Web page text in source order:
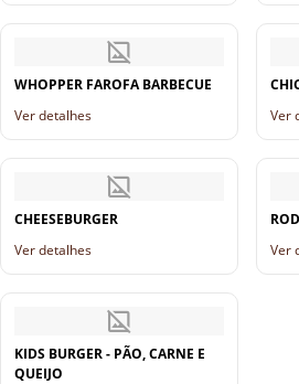
WHOPPER FAROFA BARBECUE
Ver detalhes
Ver
CHEESEBURGER
Ver detalhes
Ver
KIDS BURGER - PÃO, CARNE E
QUEIJO